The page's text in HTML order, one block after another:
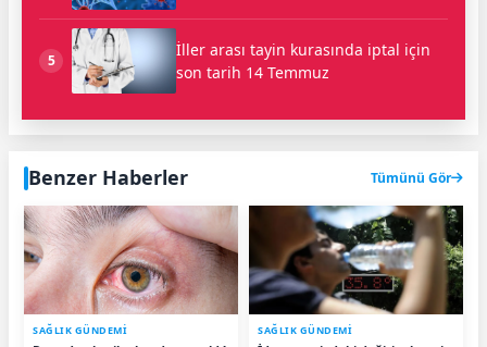
5
İller arası tayin kurasında iptal için
son tarih 14 Temmuz
Benzer Haberler Tümünü Gör
SAĞLIK GÜNDEMİ SAĞLIK GÜNDEMİ